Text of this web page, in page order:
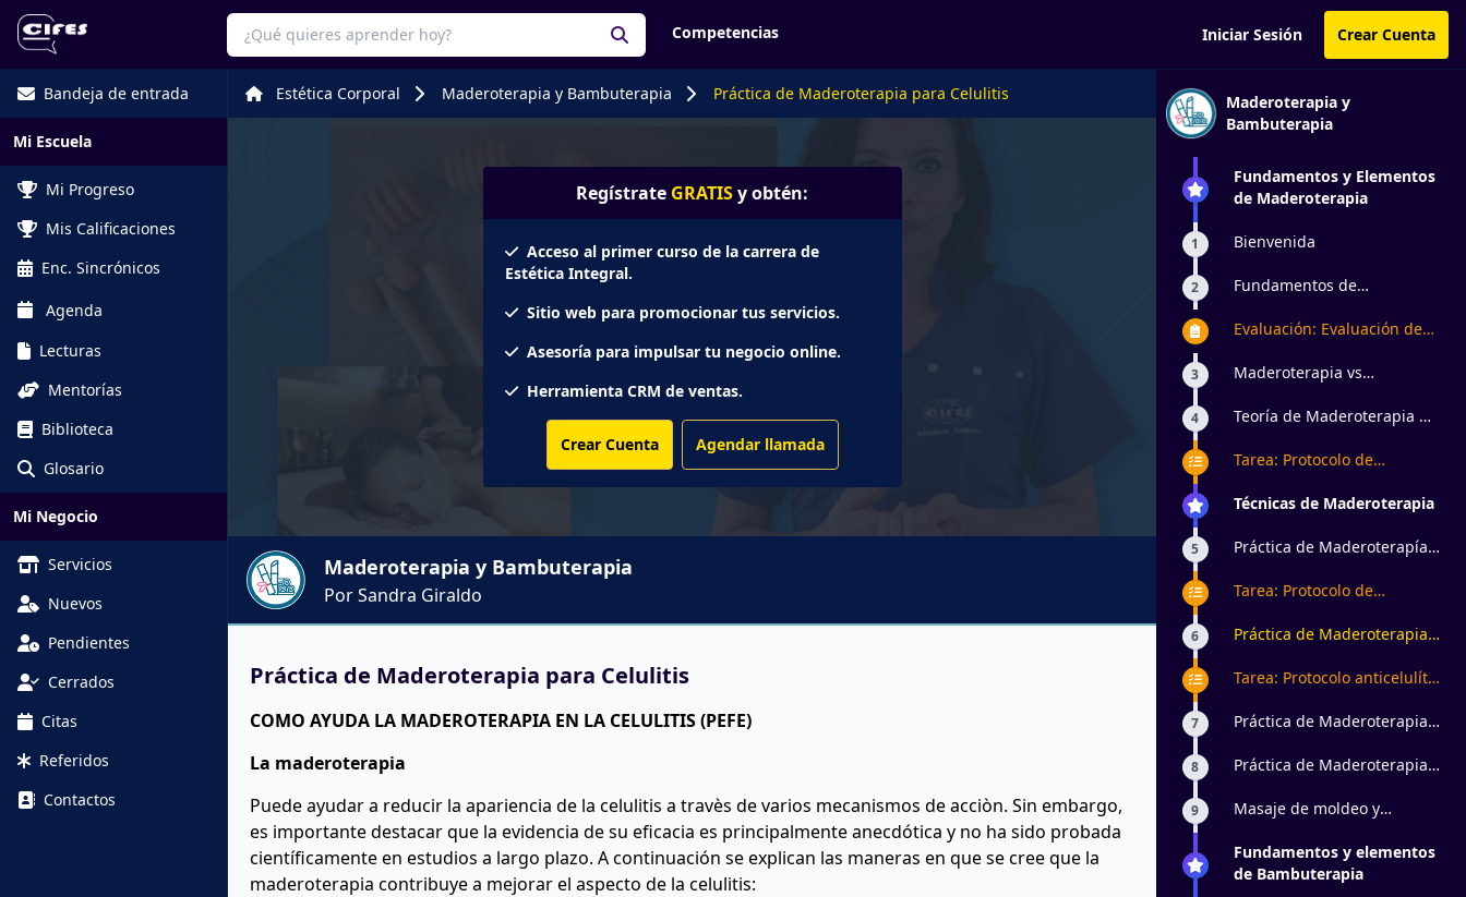
Competencias Iniciar Sesión Crear Cuenta
Bandeja de entrada
Mi Escuela
Mi Progreso
Mis Calificaciones
Enc. Sincrónicos
Agenda
Lecturas
Mentorías
Biblioteca
Glosario
Mi Negocio
Servicios
Nuevos
Pendientes
Cerrados
Citas
Referidos
Contactos
Estética Corporal Maderoterapia y Bambuterapia Práctica de Maderoterapia para Celulitis
Regístrate GRATISy obtén:
Acceso al primer curso de la carrera de
Estética Integral.
Sitio web para promocionar tus servicios.
Asesoría para impulsar tu negocio online.
Herramienta CRM de ventas.
Crear Cuenta Agendar llamada
Maderoterapia y Bambuterapia
Por Sandra Giraldo
Práctica de Maderoterapia para Celulitis
COMO AYUDA LA MADEROTERAPIA EN LA CELULITIS (PEFE)
La maderoterapia
Puede ayudar a reducir la apariencia de la celulitis a travès de varios mecanismos de acciòn. Sin embargo,
es importante destacar que la evidencia de su eficacia es principalmente anecdótica y no ha sido probada
científicamente en estudios a largo plazo. A continuación se explican las maneras en que se cree que la
maderoterapia contribuye a mejorar el aspecto de la celulitis:
Maderoterapia y
Bambuterapia
Fundamentos y Elementos
de Maderoterapia
1 Bienvenida
2
Fundamentos de
Evaluación: Evaluación de
3
Maderoterapia vs
4
Teoría de Maderoterapia de
Tarea: Protocolo de
maderoterapia y técnica
Técnicas de Maderoterapia
5
Práctica de Maderoterapía
Tarea: Protocolo de
maderoterapia y
6
Práctica de Maderoterapia
Tarea: Protocolo anticelulítis
bambuterapia
7
Práctica de Maderoterapia
8
Práctica de Maderoterapia
9
Masaje de moldeo y
terapia
Fundamentos y elementos
de Bambuterapia